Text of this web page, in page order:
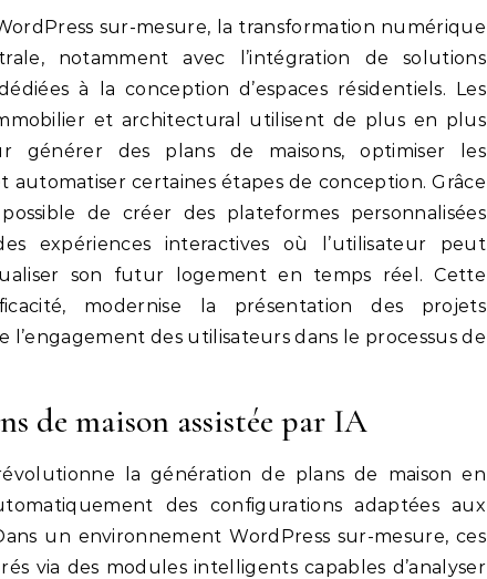
sur-mesure, la transformation numérique
notamment avec l’intégration de solutions
à la conception d’espaces résidentiels. Les
et architectural utilisent de plus en plus
générer des plans de maisons, optimiser les
automatiser certaines étapes de conception. Grâce
de créer des plateformes personnalisées
expériences interactives où l’utilisateur peut
son futur logement en temps réel. Cette
modernise la présentation des projets
des utilisateurs dans le processus de
de maison assistée par IA
la génération de plans de maison en
des configurations adaptées aux
un environnement WordPress sur-mesure, ces
via des modules intelligents capables d’analyser